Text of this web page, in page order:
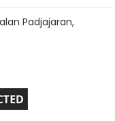
Padjajaran,